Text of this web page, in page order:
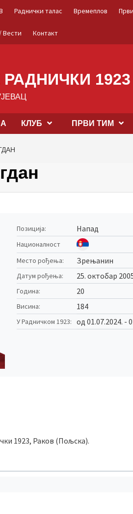
Раднички талас Времеплов
Вести Контакт
1923
КЛУБ ПРВИ ТИМ
Позиција: Напад
Националност
Место рођења:
Зрењанин
Датум рођења: 25. октобар
Година: 20
Висина: 184
У Радничком 1923: од 01.07.2024. -
1923, Раков (Пољска).